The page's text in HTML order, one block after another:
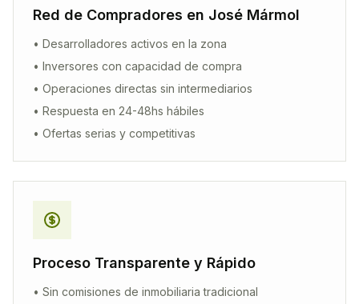
Red de Compradores en José Mármol
• Desarrolladores activos en la zona
• Inversores con capacidad de compra
• Operaciones directas sin intermediarios
• Respuesta en 24-48hs hábiles
• Ofertas serias y competitivas
Proceso Transparente y Rápido
• Sin comisiones de inmobiliaria tradicional